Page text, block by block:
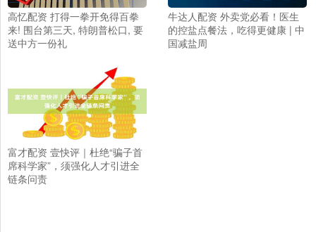
高忆配资 打得一拳开免得百拳
来! 围台第三天, 特朗普松口, 要
送中方一份礼
牛达人配资 外卖党必看！医生
的控盐点餐法，吃得更健康 | 中
国减盐周
富才配资 壹快评｜杜绝“骗子首
席科学家”，须强化人才引进全
链条问责